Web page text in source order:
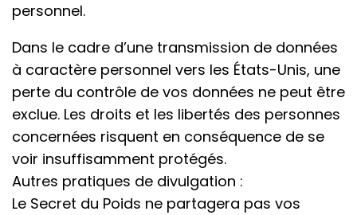
personnel.
Dans le cadre d’une transmission de données
à caractère personnel vers les États-Unis, une
perte du contrôle de vos données ne peut être
exclue. Les droits et les libertés des personnes
concernées risquent en conséquence de se
voir insuffisamment protégés.
Autres pratiques de divulgation :
Le Secret du Poids ne partagera pas vos